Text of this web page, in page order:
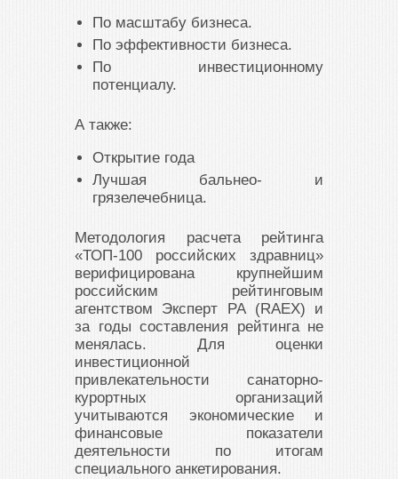
По масштабу бизнеса.
По эффективности бизнеса.
По инвестиционному
потенциалу.
А также:
Открытие года
Лучшая бальнео- и
грязелечебница.
Методология расчета рейтинга
«ТОП-100 российских здравниц»
верифицирована крупнейшим
российским рейтинговым
агентством Эксперт РА (RAEX) и
за годы составления рейтинга не
менялась. Для оценки
инвестиционной
привлекательности санаторно-
курортных организаций
учитываются экономические и
финансовые показатели
деятельности по итогам
специального анкетирования.